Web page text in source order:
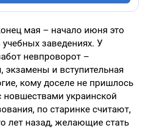
мая – начало июня это
учебных заведениях. У
невпроворот –
экзамены и вступительная
кому доселе не пришлось
новшествами украинской
по старинке считают,
лет назад, желающие стать